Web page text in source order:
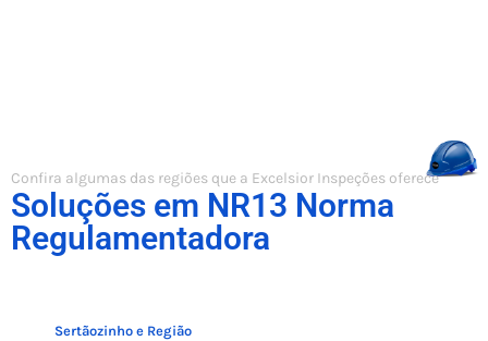
Confira algumas das regiões que a Excelsior Inspeções oferece
Soluções em NR13 Norma
Regulamentadora
Sertãozinho e Região